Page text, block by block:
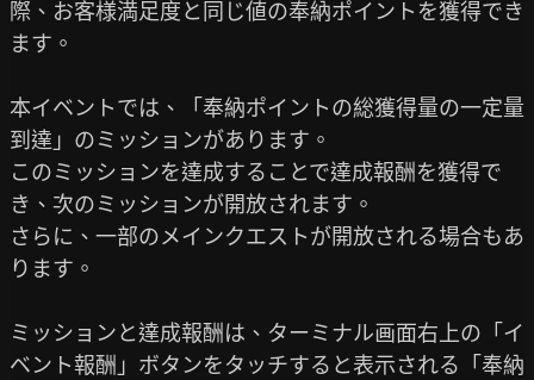
際、お客様満足度と同じ値の奉納ポイントを獲得でき
ます。
本イベントでは、「奉納ポイントの総獲得量の一定量
到達」のミッションがあります。
このミッションを達成することで達成報酬を獲得で
き、次のミッションが開放されます。
さらに、一部のメインクエストが開放される場合もあ
ります。
ミッションと達成報酬は、ターミナル画面右上の「イ
ベント報酬」ボタンをタッチすると表示される「奉納